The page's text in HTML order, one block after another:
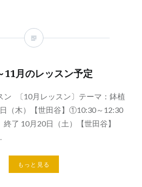
11月のレッスン予定
ン 〔10月レッスン〕テーマ：鉢植
日（木）【世田谷】①10:30～12:30
10月20日（土）【世田谷】
もっと見る